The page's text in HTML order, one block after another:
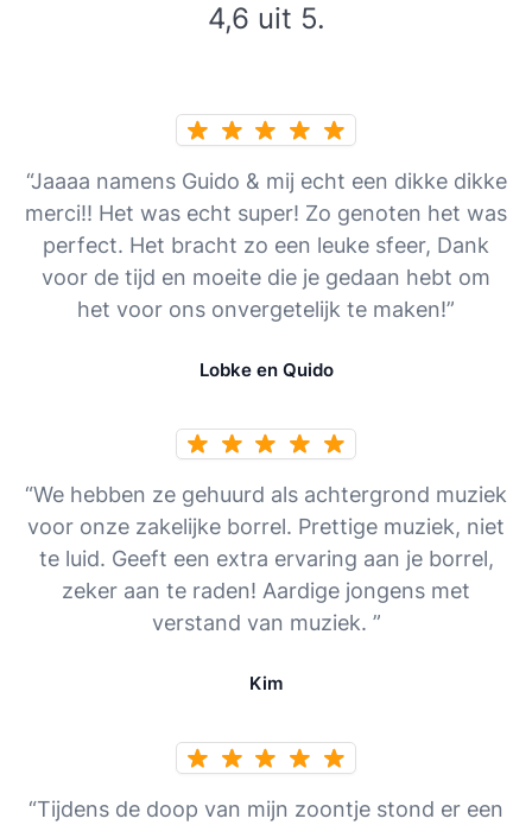
4,6 uit 5.
“Jaaaa namens Guido & mij echt een dikke dikke
merci!! Het was echt super! Zo genoten het was
perfect. Het bracht zo een leuke sfeer, Dank
voor de tijd en moeite die je gedaan hebt om
het voor ons onvergetelijk te maken!”
Lobke en Quido
“We hebben ze gehuurd als achtergrond muziek
voor onze zakelijke borrel. Prettige muziek, niet
te luid. Geeft een extra ervaring aan je borrel,
zeker aan te raden! Aardige jongens met
verstand van muziek. ”
Kim
“Tijdens de doop van mijn zoontje stond er een